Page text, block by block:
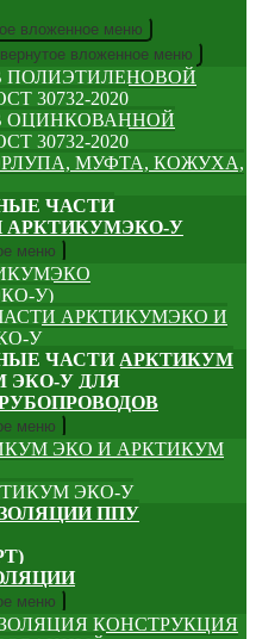
вложенное меню
вложенное меню
ПОЛИЭТИЛЕНОВОЙ
30732-2020
ОЦИНКОВАННОЙ
30732-2020
МУФТА, КОЖУХА,
ЧАСТИ
АРКТИКУМЭКО-У
меню
У)
АРКТИКУМЭКО И
У
ЧАСТИ АРКТИКУМ
ЭКО-У ДЛЯ
меню
ЭКО И АРКТИКУМ
ЭКО-У
ППУ
меню
КОНСТРУКЦИЯ